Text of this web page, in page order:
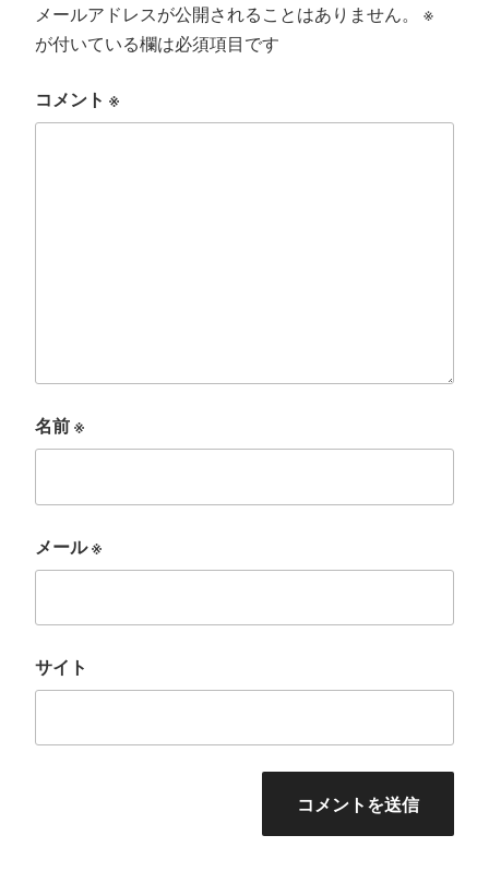
メールアドレスが公開されることはありません。
※
が付いている欄は必須項目です
コメント ※
名前※
メール※
サイト